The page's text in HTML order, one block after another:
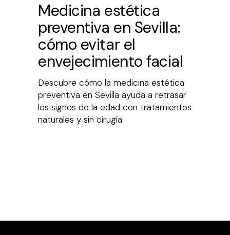
Medicina estética
preventiva en Sevilla:
cómo evitar el
envejecimiento facial
Descubre cómo la medicina estética
preventiva en Sevilla ayuda a retrasar
los signos de la edad con tratamientos
naturales y sin cirugía.